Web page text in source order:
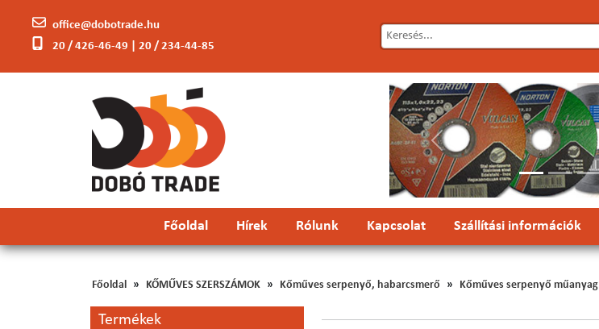
office@dobotrade.hu
20 / 426-46-49 | 20 / 234-44-85
Előző
Főoldal Hírek Rólunk Kapcsolat Szállítási információk
Főoldal KŐMŰVES SZERSZÁMOK Kőműves serpenyő, habarcsmerő Kőműves serpenyő műanyag
Termékek